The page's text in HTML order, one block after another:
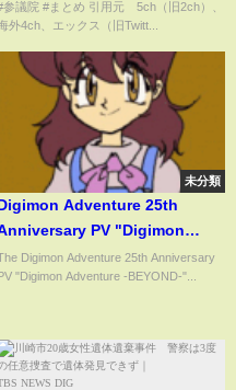
参議院 #まとめ 引用元 5ch（旧2ch）、
外4ch、エックス（旧Twitt...
未分類
Adventure 25th
PV "Digimon
BEYOND-"
Digimon Adventure 25th Anniversary
"Digimon Adventure -BEYOND-"...